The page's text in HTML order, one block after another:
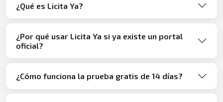
¿Qué es Licita Ya?
¿Por qué usar Licita Ya si ya existe un portal
oficial?
¿Cómo funciona la prueba gratis de 14 días?